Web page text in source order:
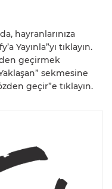
hayranlarınıza
Yayınla”yı tıklayın.
geçirmek
sekmesine
geçir”e tıklayın.